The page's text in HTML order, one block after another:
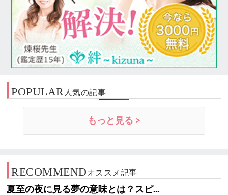
POPULAR 人気の記事
もっと見る >
RECOMMENDオススメ記事
夏至の夜に見る夢の意味とは？スピ...